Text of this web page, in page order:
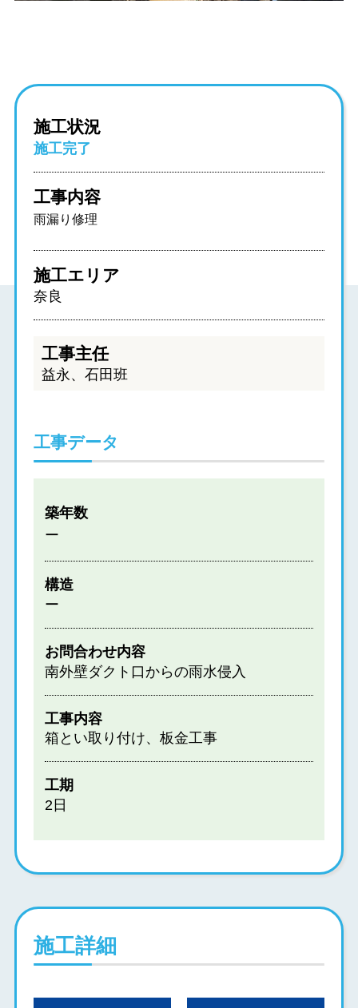
施工状況
施工完了
工事内容
雨漏り修理
施工エリア
奈良
工事主任
益永、石田班
工事データ
築年数
ー
構造
ー
お問合わせ内容
南外壁ダクト口からの雨水侵入
工事内容
箱とい取り付け、板金工事
工期
2日
施工詳細